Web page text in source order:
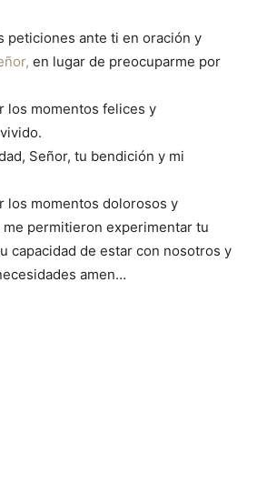
peticiones ante ti en oración y
en lugar de preocuparme por
los momentos felices y
Señor, tu bendición y mi
los momentos dolorosos y
permitieron experimentar tu
capacidad de estar con nosotros y
amen…